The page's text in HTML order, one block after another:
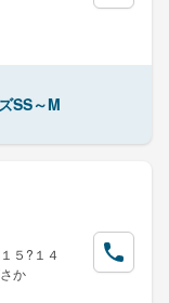
SS～M
５?１４
か